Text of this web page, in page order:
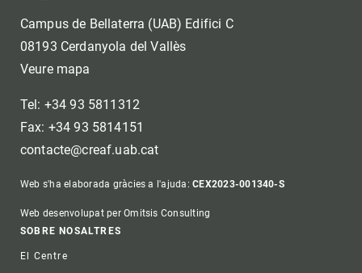
Campus de Bellaterra (UAB) Edifici C
08193 Cerdanyola del Vallès
Veure mapa
Tel: +34 93 5811312
Fax: +34 93 5814151
contacte@creaf.uab.cat
Web s'ha elaborada gràcies a l'ajuda:CEX2023-001340-S
Web desenvolupat per Omitsis Consulting
Footer
SOBRE NOSALTRES
El Centre